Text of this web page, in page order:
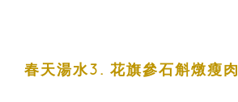
春天湯水3. 花旗參石斛燉瘦肉